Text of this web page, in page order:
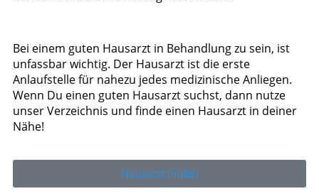
Bei einem guten Hausarzt in Behandlung zu sein, ist
unfassbar wichtig. Der Hausarzt ist die erste
Anlaufstelle für nahezu jedes medizinische Anliegen.
Wenn Du einen guten Hausarzt suchst, dann nutze
unser Verzeichnis und finde einen Hausarzt in deiner
Nähe!
Hausarzt finden